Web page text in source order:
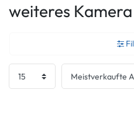
weiteres